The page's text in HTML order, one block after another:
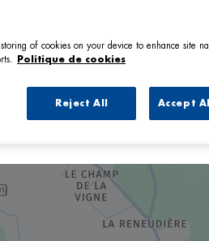
of cookies on your device to enhance site
Politique de cookies
Reject All Accept